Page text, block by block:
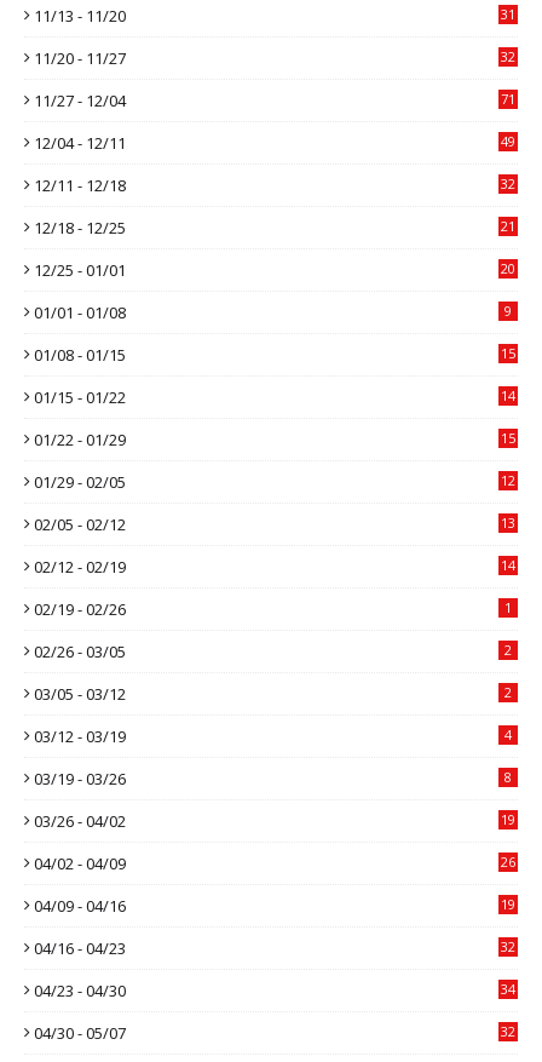
11/13 - 11/20 31
11/20 - 11/27 32
11/27 - 12/04 71
12/04 - 12/11 49
12/11 - 12/18 32
12/18 - 12/25 21
12/25 - 01/01 20
01/01 - 01/08 9
01/08 - 01/15 15
01/15 - 01/22 14
01/22 - 01/29 15
01/29 - 02/05 12
02/05 - 02/12 13
02/12 - 02/19 14
02/19 - 02/26 1
02/26 - 03/05 2
03/05 - 03/12 2
03/12 - 03/19 4
03/19 - 03/26 8
03/26 - 04/02 19
04/02 - 04/09 26
04/09 - 04/16 19
04/16 - 04/23 32
04/23 - 04/30 34
04/30 - 05/07 32